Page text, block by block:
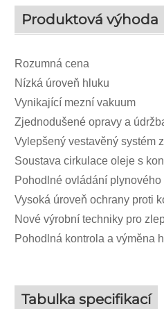
Produktová výhoda
Rozumná cena
Nízká úroveň hluku
Vynikající mezní vakuum
Zjednodušené opravy a
Vylepšený vestavěný systém
Soustava cirkulace oleje s
Pohodlné ovládání
Vysoká úroveň ochrany proti
Nové výrobní techniky pro
Pohodlná kontrola a výměna
Tabulka specifikací